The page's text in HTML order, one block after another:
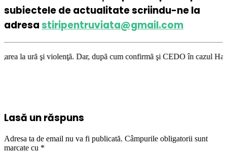
subiectele de actualitate scriindu-ne la
adresastiripentruviata@gmail.com
Dar, după cum confirmă şi CEDO în cazul Handyside vs. UK
Lasă un răspuns
Adresa ta de email nu va fi publicată. Câmpurile obligatorii sunt
marcate cu *